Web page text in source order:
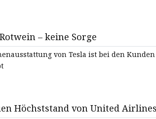
– keine Sorge
von Tesla ist bei den
Höchststand von United